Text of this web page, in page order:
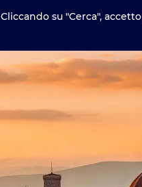
Cliccando su "Cerca", accetto